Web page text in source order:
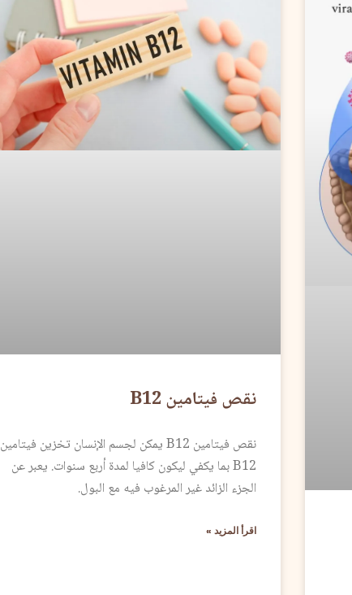
نقص فيتامين B12
نقص فيتامين B12 يمكن لجسم الإنسان تخزين فيتامين
B12 بما يكفي ليكون كافيا لمدة أربع سنوات. يعبر عن
الجزء الزائد غير المرغوب فيه مع البول.
اقرأ المزيد »